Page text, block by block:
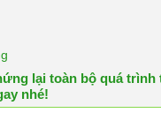
lại toàn bộ quá
nhé!